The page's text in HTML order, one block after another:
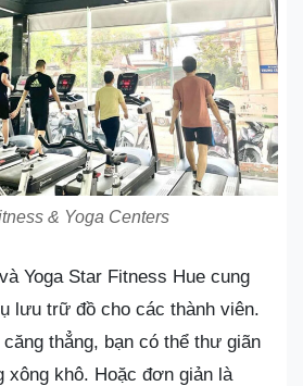
& Yoga Centers
Yoga Star Fitness Hue cung
lưu trữ đồ cho các thành viên.
thẳng, bạn có thể thư giãn
xông khô. Hoặc đơn giản là